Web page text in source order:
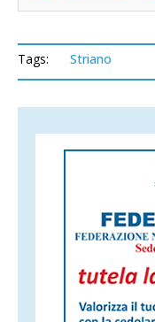
Tags: Striano